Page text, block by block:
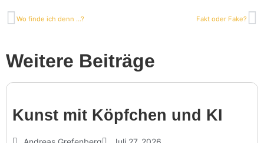
Wo finde ich denn …? Fakt oder Fake?
Weitere Beiträge
Kunst mit Köpf­chen und KI